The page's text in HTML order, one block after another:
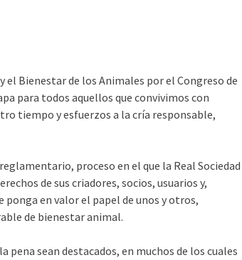
el Bienestar de los Animales por el Congreso de
para todos aquellos que convivimos con
tiempo y esfuerzos a la cría responsable,
proceso en el que la Real Sociedad
de sus criadores, socios, usuarios y,
ponga en valor el papel de unos y otros,
de bienestar animal.
sean destacados, en muchos de los cuales